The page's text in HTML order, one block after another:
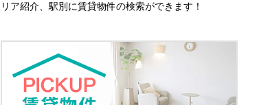
リア紹介、駅別に賃貸物件の検索ができます！